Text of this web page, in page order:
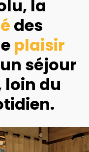
la
des
plaisir
séjour
loin du